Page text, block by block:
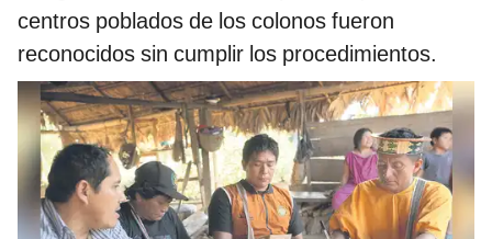
centros poblados de los colonos fueron
reconocidos sin cumplir los procedimientos.